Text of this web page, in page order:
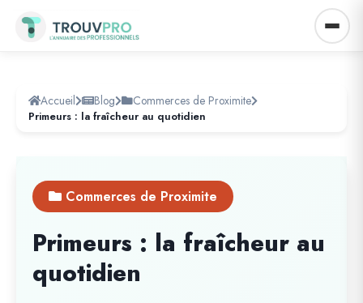
Accueil Blog Commerces de Proximite
Primeurs : la fraîcheur au quotidien
Commerces de Proximite
Primeurs : la fraîcheur au
quotidien